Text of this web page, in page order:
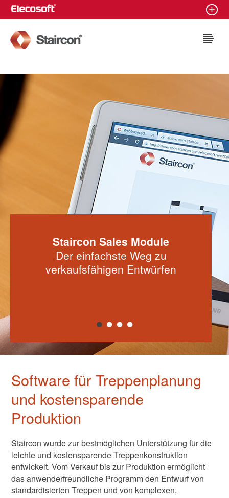
Staircon Sales Module
Der einfachste Weg zu
verkaufsfähigen Entwürfen
Software für Treppenplanung
und kostensparende
Produktion
Staircon wurde zur bestmöglichen Unterstützung für die
leichte und kostensparende Treppenkonstruktion
entwickelt. Vom Verkauf bis zur Produktion ermöglicht
das anwenderfreundliche Programm den Entwurf von
standardisierten Treppen und von komplexen,